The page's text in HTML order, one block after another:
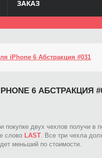
ЗАКАЗ
iPhone 6 Абстракция #031
6 АБСТРАКЦИЯ
покупке двух чехлов получи в
слово LAST. Все три чехла
меньший по стоимости.